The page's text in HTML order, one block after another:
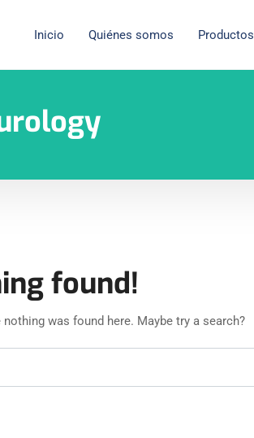
Inicio Quiénes somos Productos
found!
was found here. Maybe try a search?